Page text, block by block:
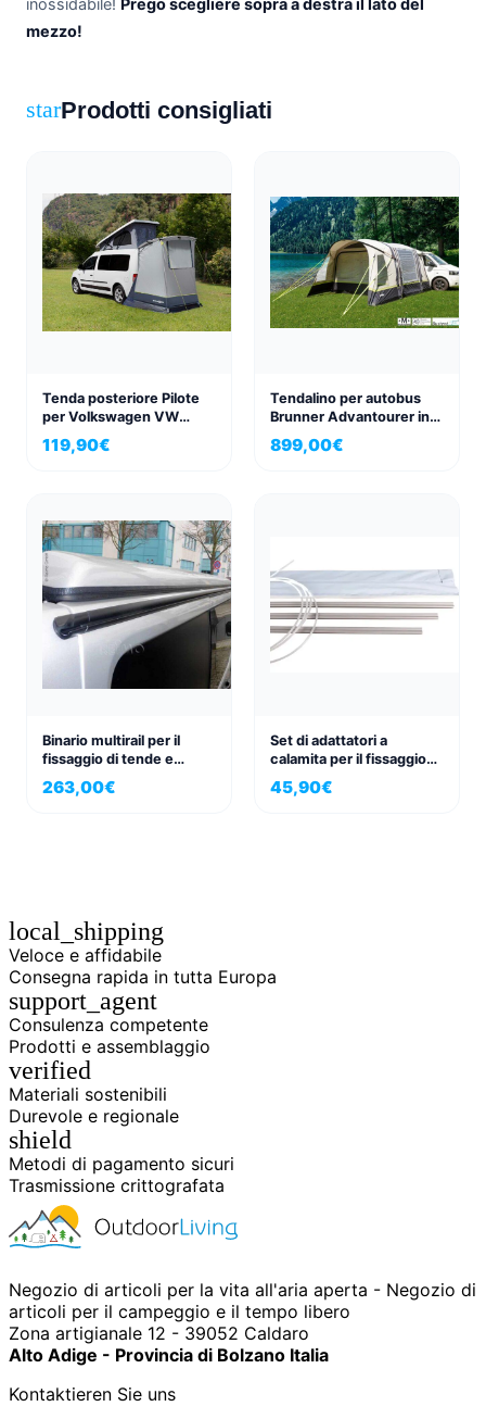
mezzo!
starProdotti consigliati
Tenda posteriore Pilote
per Volkswagen VW
Caddy 3+4
119,90€
Tendalino per autobus
Brunner Advantourer in
policotone: traspirante,
robusto e ideale per la
899,00€
Binario multirail per il
fissaggio di tende e
tendalini Renault Trafic,
Opel Vivaro, Fiat Talento
263,00€
Set di adattatori a
calamita per il fissaggio
della tenda da sole per
autobus
45,90€
local_shipping
Veloce e affidabile
Consegna rapida in tutta Europa
support_agent
Consulenza competente
Prodotti e assemblaggio
verified
Materiali sostenibili
Durevole e regionale
shield
Metodi di pagamento sicuri
Trasmissione crittografata
Negozio di articoli per la vita all'aria aperta - Negozio di
articoli per il campeggio e il tempo libero
Zona artigianale 12 - 39052 Caldaro
Alto Adige - Provincia di Bolzano Italia
Kontaktieren Sie uns